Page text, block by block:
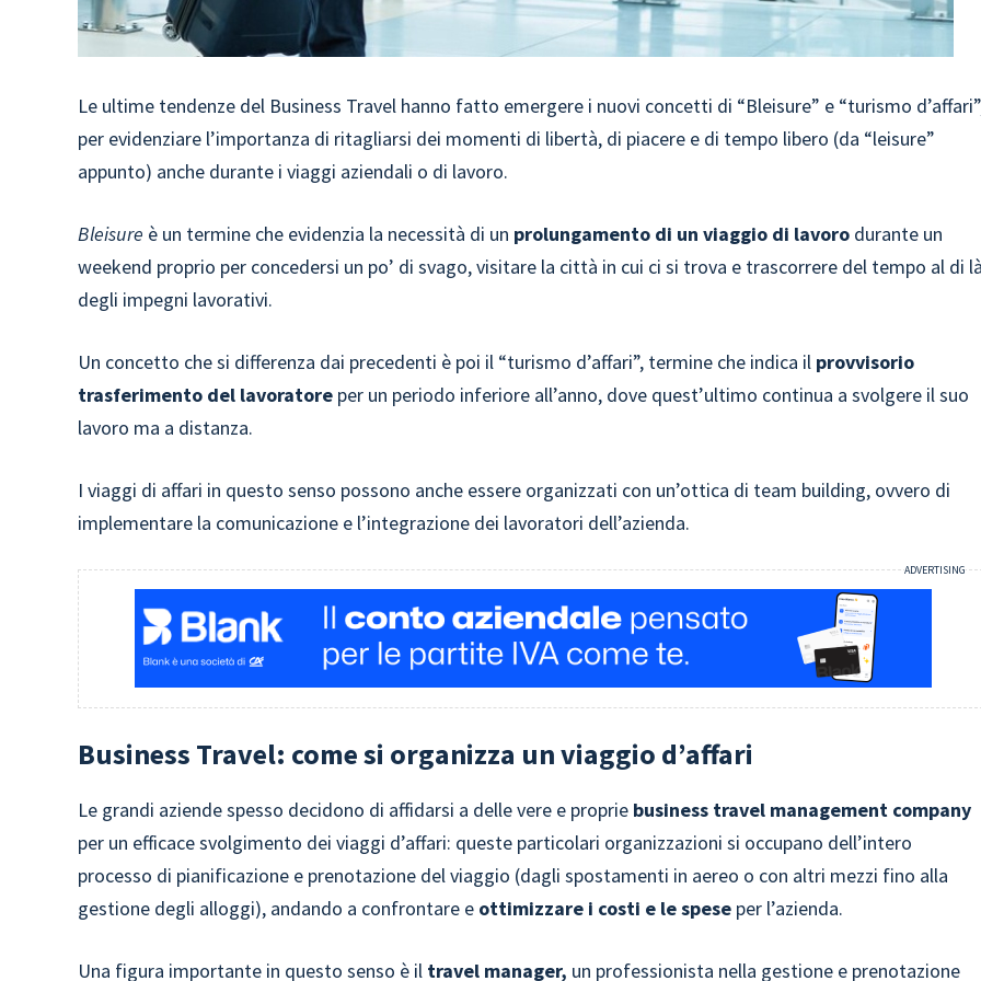
Le ultime tendenze del Business Travel hanno fatto emergere i nuovi concetti di “Bleisure” e “turismo
per evidenziare l’importanza di ritagliarsi dei momenti di libertà, di piacere e di tempo libero (da “leisure”
appunto) anche durante i viaggi aziendali o di lavoro.
Bleisure è un termine che evidenzia la necessità di un prolungamento di un viaggio di lavoro durante un
weekend proprio per concedersi un po’ di svago, visitare la città in cui ci si trova e trascorrere del tempo al di
degli impegni lavorativi.
Un concetto che si differenza dai precedenti è poi il “turismo d’affari”, termine che indica il provvisorio
trasferimento del lavoratore per un periodo inferiore all’anno, dove quest’ultimo continua a svolgere il suo
lavoro ma a distanza.
I viaggi di affari in questo senso possono anche essere organizzati con un’ottica di team building, ovvero di
implementare la comunicazione e l’integrazione dei lavoratori dell’azienda.
Business Travel: come si organizza un viaggio d’affari
Le grandi aziende spesso decidono di affidarsi a delle vere e proprie business travel management company
per un efficace svolgimento dei viaggi d’affari: queste particolari organizzazioni si occupano dell’intero
processo di pianificazione e prenotazione del viaggio (dagli spostamenti in aereo o con altri mezzi fino alla
gestione degli alloggi), andando a confrontare e ottimizzare i costi e le spese per l’azienda.
Una figura importante in questo senso è il travel manager, un professionista nella gestione e prenotazione